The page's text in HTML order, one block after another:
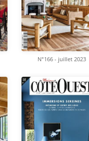
N°166 - juillet 2023